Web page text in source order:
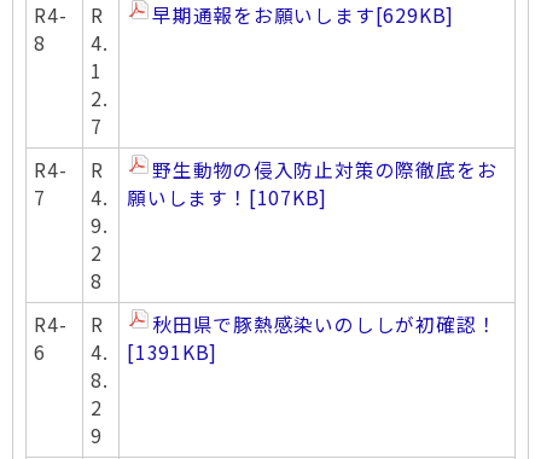
R4-
8
R
4.
1
2.
7
早期通報をお願いします[629KB]
R4-
7
R
4.
9.
2
8
野生動物の侵入防止対策の際徹底をお
願いします！ [107KB]
R4-
6
R
4.
8.
2
9
秋田県で豚熱感染いのししが初確認！
[1391KB]